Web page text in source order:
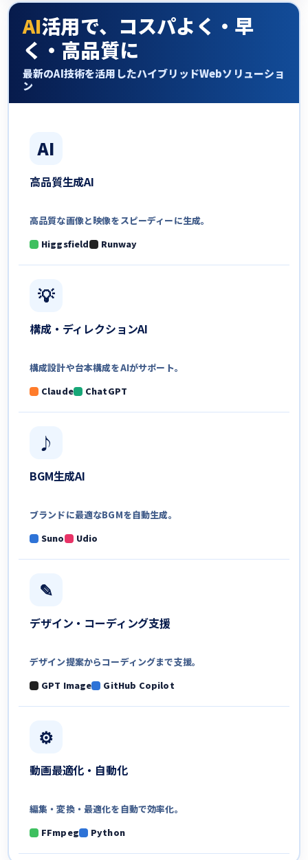
AI活用で、コスパよく・早
く・高品質に
最新のAI技術を活用したハイブリッドWebソリューショ
ン
AI
高品質生成AI
高品質な画像と映像をスピーディーに生成。
Higgsfield
Runway
💡
構成・ ディレクションAI
構成設計や台本構成をAIがサポート。
Claude
ChatGPT
♪
BGM生成AI
ブランドに最適なBGMを自動生成。
Suno
Udio
✎
デザイン・ コーディング支援
デザイン提案からコーディングまで支援。
GPT Image
GitHub Copilot
⚙
動画最適化・ 自動化
編集・変換・最適化を自動で効率化。
FFmpeg
Python